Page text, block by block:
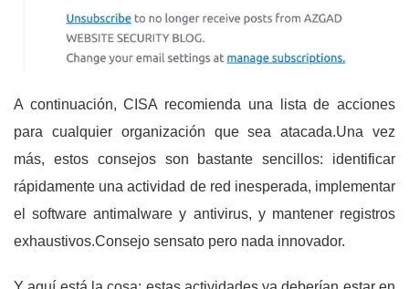
A continuación, CISA recomienda una lista de acciones
para cualquier organización que sea atacada.Una vez
más, estos consejos son bastante sencillos: identificar
rápidamente una actividad de red inesperada, implementar
el software antimalware y antivirus, y mantener registros
exhaustivos.Consejo sensato pero nada innovador.